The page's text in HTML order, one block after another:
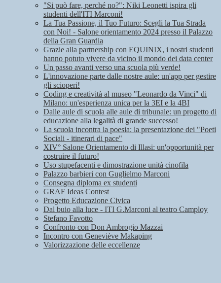
"Si può fare, perché no?": Niki Leonetti ispira gli
studenti dell'ITI Marconi!
La Tua Passione, il Tuo Futuro: Scegli la Tua Strada
con Noi! - Salone orientamento 2024 presso il Palazzo
della Gran Guardia
Grazie alla partnership con EQUINIX, i nostri studenti
hanno potuto vivere da vicino il mondo dei data center
Un passo avanti verso una scuola più verde!
L'innovazione parte dalle nostre aule: un'app per gestire
gli scioperi!
Coding e creatività al museo "Leonardo da Vinci" di
Milano: un'esperienza unica per la 3EI e la 4BI
Dalle aule di scuola alle aule di tribunale: un progetto di
educazione alla legalità di grande successo!
La scuola incontra la poesia: la presentazione dei "Poeti
Sociali - itinerari di pace"
XIV° Salone Orientamento di Illasi: un'opportunità per
costruire il futuro!
Uso stupefacenti e dimostrazione unità cinofila
Palazzo barbieri con Guglielmo Marconi
Consegna diploma ex studenti
GRAF Ideas Contest
Progetto Educazione Civica
Dal buio alla luce - ITI G.Marconi al teatro Camploy
Stefano Favotto
Confronto con Don Ambrogio Mazzai
Incontro con Geneviève Makaping
Valorizzazione delle eccellenze